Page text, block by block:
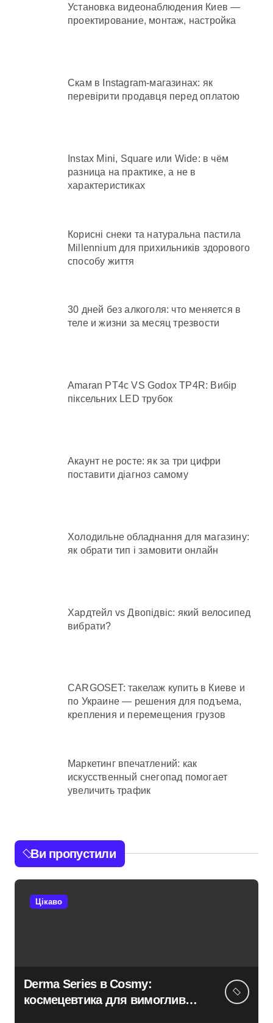
Установка видеонаблюдения Киев —
проектирование, монтаж, настройка
Скам в Instagram-магазинах: як
перевірити продавця перед оплатою
Instax Mini, Square или Wide: в чём
разница на практике, а не в
характеристиках
Корисні снеки та натуральна пастила
Millennium для прихильників здорового
способу життя
30 дней без алкоголя: что меняется в
теле и жизни за месяц трезвости
Amaran PT4c VS Godox TP4R: Вибір
піксельних LED трубок
Акаунт не росте: як за три цифри
поставити діагноз самому
Холодильне обладнання для магазину:
як обрати тип і замовити онлайн
Хардтейл vs Двопідвіс: який велосипед
вибрати?
CARGOSET: такелаж купить в Киеве и
по Украине — решения для подъема,
крепления и перемещения грузов
Маркетинг впечатлений: как
искусственный снегопад помогает
увеличить трафик
Ви пропустили
Цікаво
Derma Series в Cosmy:
космецевтика для вимогливої